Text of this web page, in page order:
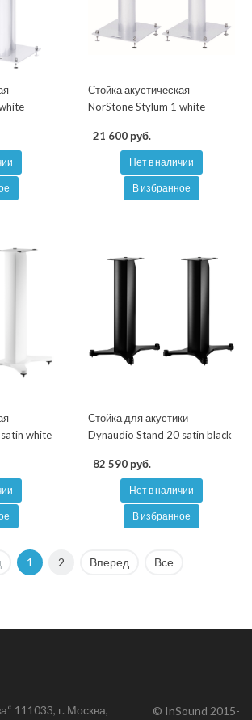
Стойка акустическая
NorStone Stylum 1 white
21 600 руб.
Нет в наличии
В избранное
white
Стойка для акустики
Dynaudio Stand 20 satin black
82 590 руб.
Нет в наличии
В избранное
1 2 Вперед Все
111033, г. Москва,
© InSound 2015-